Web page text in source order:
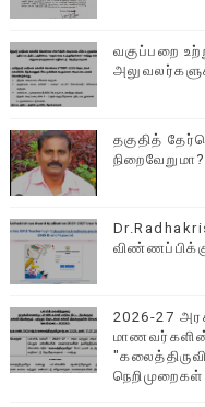
வகுப்பறை
தகுதித்
நிறைவேறுமா?
2026-27
நெறிமுறைகள்